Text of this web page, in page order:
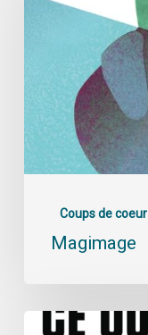
Coups de coeur
Magimage